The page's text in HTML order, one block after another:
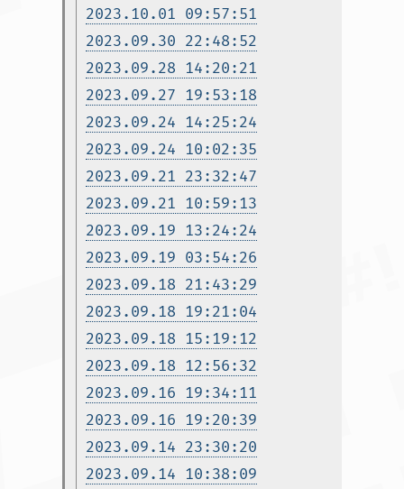
2023.10.01 09:57:51
2023.09.30 22:48:52
2023.09.28 14:20:21
2023.09.27 19:53:18
2023.09.24 14:25:24
2023.09.24 10:02:35
2023.09.21 23:32:47
2023.09.21 10:59:13
2023.09.19 13:24:24
2023.09.19 03:54:26
2023.09.18 21:43:29
2023.09.18 19:21:04
2023.09.18 15:19:12
2023.09.18 12:56:32
2023.09.16 19:34:11
2023.09.16 19:20:39
2023.09.14 23:30:20
2023.09.14 10:38:09